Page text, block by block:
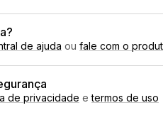
de ajuda ou fale com o
de privacidade etermos de uso